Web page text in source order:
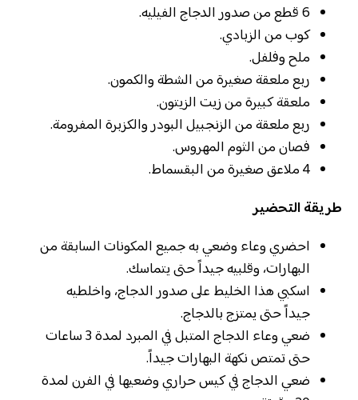
6 قطع من صدور الدجاج الفيليه.
كوب من الزبادي.
ملح وفلفل.
ربع ملعقة صغيرة من الشطة والكمون.
ملعقة كبيرة من زيت الزيتون.
ربع ملعقة من الزنجبيل البودر والكزبرة المفرومة.
فصان من الثوم المهروس.
4 ملاعق صغيرة من البقسماط.
طريقة التحضير
احضري وعاء وضعي به جميع المكونات السابقة من
البهارات، وقلبيه جيداً حتى يتماسك.
اسكبي هذا الخليط على صدور الدجاج، واخلطيه
جيداً حتى يمتزج بالدجاج.
ضعي وعاء الدجاج المتبل في المبرد لمدة 3 ساعات
حتى تمتص نكهة البهارات جيداً.
ضعي الدجاج في كيس حراري وضعيها في الفرن لمدة